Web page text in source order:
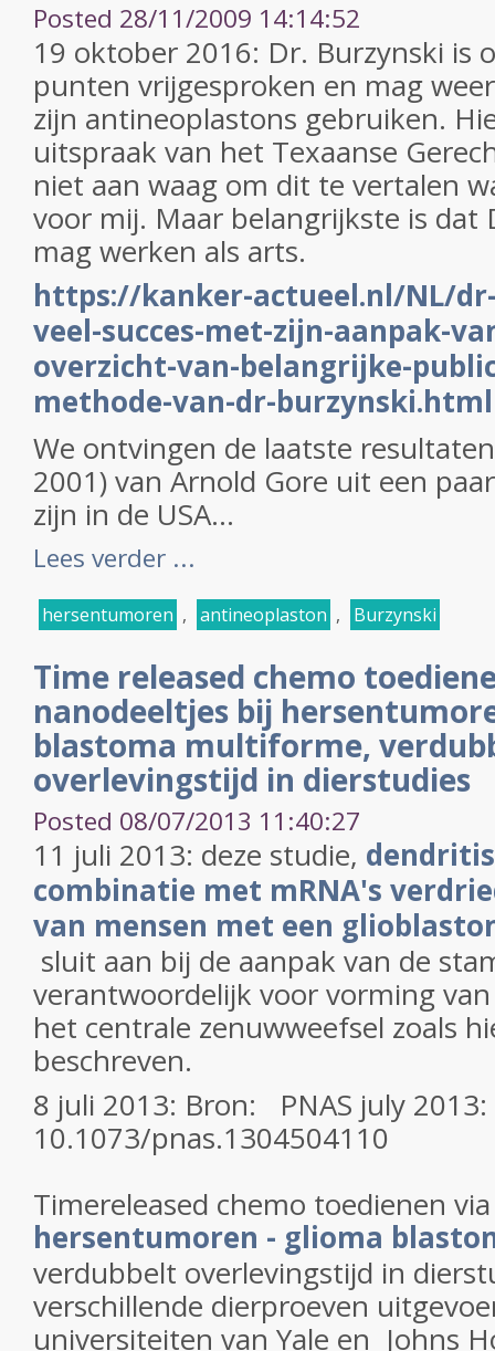
Posted 28/11/2009 14:14:52
19 oktober 2016: Dr. Burzynski is
punten vrijgesproken en mag
zijn antineoplastons gebruiken.
uitspraak van het Texaanse
niet aan waag om dit te vertalen
voor mij. Maar belangrijkste is dat
mag werken als arts.
https://kanker-actueel.nl/NL/
veel-succes-met-zijn-aanpak-
overzicht-van-belangrijke-
methode-van-dr-burzynski.html
We ontvingen de laatste
2001) van Arnold Gore uit een
zijn in de USA...
Lees verder ...
hersentumoren , antineoplaston , Burzynski
Time released chemo
nanodeeltjes bij
blastoma multiforme,
overlevingstijd in dierstudies
Posted 08/07/2013 11:40:27
11 juli 2013: deze studie,
combinatie met mRNA's
van mensen met een
sluit aan bij de aanpak van de
verantwoordelijk voor vorming
het centrale zenuwweefsel zoals
beschreven.
8 juli 2013: Bron: PNAS july 2013:
10.1073/pnas.1304504110
Timereleased chemo toedienen
hersentumoren - glioma
verdubbelt overlevingstijd in
verschillende dierproeven
universiteiten van Yale en Johns